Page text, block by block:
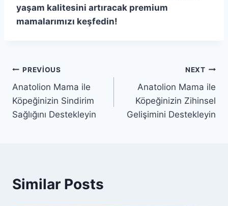
yaşam kalitesini artıracak premium
mamalarımızı keşfedin!
Yazı
gezinmesi
PREVIOUS
Anatolion Mama ile
Köpeğinizin Sindirim
Sağlığını Destekleyin
NEXT
Anatolion Mama ile
Köpeğinizin Zihinsel
Gelişimini Destekleyin
Similar Posts